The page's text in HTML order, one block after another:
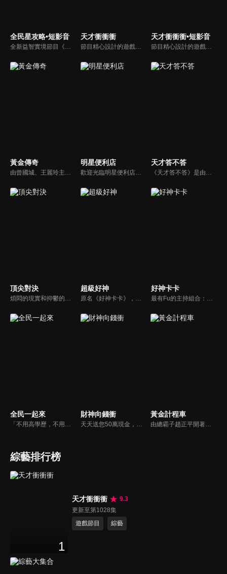
全民星攻略•短影音 天才衝衝衝
節目精心設計的遊戲內容，包括深受觀眾喜愛並且火紅於各大專院校的【TEMPO系列】，考驗藝人用肢體表達能力以及聯想能力的【你是WORD演】、【會演是英雄】，考驗英文程度的【EAR傳耳ABC】，超簡單、超爆笑的【看你怎麼說】，以及考驗藝人反應、機智以及隊友默契的【不可能的默契】等單元，逗趣又爆笑！
天才衝衝衝•短影音
節目精心設計的遊戲內容，包括深受觀眾喜愛並且火紅於各大專院校的【TEMPO系列】，考驗藝人用肢體表達能力以及聯想能力的【你是WORD演】、【會演是英雄】，考驗英文程度的【EAR傳耳ABC】，超簡單、超爆笑的【看你怎麼說】，以及考驗藝人反應、機智以及隊友默契的【不可能的默契】等單元，逗趣又爆笑！
黃金傳奇
由曾國城、王麗玲主持，許多人記憶中的經典外景綜藝節目之一。每次闖關成功的隊伍，可獲得藏寶圖；拼湊出完整藏寶圖者，可憑著藏寶圖提示至寶箱放置處；最後以正確寶箱之正確答案鑰匙開啟成功者，除隊長本身外的每位參賽者，即可獲得價值新台幣5萬元之黃金金牌。
明星便利店
歡迎光臨明星便利店！你覺得便利店裡面有什麼？關東煮？茶葉蛋？還是讓你尖叫的大明星？一家擁有明星的便利店，到底有多稀奇，你會不會想要光臨呢？
天才答不答
《天才答不答》是由吳宗憲和吳怡霈共同主持的益智節目。節目設立高額的獎金來考驗藝人們真實的人性，同時將題目立體化，讓你身歷其境去冒險答題。更有哪些出乎意料的處罰，讓藝人羞愧的不想再答錯！一個最接近「人性」與「真實」的益智節目，現在就讓吳宗憲帶你輕鬆玩轉知識。
頂尖對決
煩悶的現實和抑鬱的社會，你需要的就是笑、大聲笑、開口笑，《頂尖對決》就要你笑到落ㄟ骸，最具綜藝實力的庹宗康，和喜感十足的納豆各自領軍對抗，藝人搞笑pk笑果十足，《頂尖對決》讓你忘掉一週煩惱！
超級好神
原名《好神卡卡》，後改名為《超級好神》，是一檔益智類綜藝節目，由「A咖天王」徐乃麟搭配黃鐙輝主持。「好神智慧王」、「好神記憶王」、「誰是爆點王」、「好神送好禮」四個單元，讓來賓一較高下。比反應，比記憶，比機智，比膽識，幸運女神的眷顧與遠離永遠都是個未知數！
好神卡卡
最有Fu的主持組合：「A咖天王」徐乃麟+「好神天心」朱芯儀+「真理大學校花」洪棠+「台大獸醫碩士」LYDIA。遊戲的層層關卡，來賓必須要和主持人比反應，比記憶，比機智，比膽識，幸運女神的眷顧與遠離永遠都是個未知數！
全民一起來
「不用高學歷，不用會答題，全民一起來，獎金拿不完！」《全民一起來》是一檔結合手機遊戲的大型現場直播益智節目，「記憶、觀察、反應、平衡、敏捷...」，多道關卡考驗挑戰者的多元智能及體能，見證藝人明星各項不可思議的挑戰。
財神向錢衝
天天送您50萬現金，還有汽車大獎！不考智力、體力，挑戰家人、同事、同學、朋友互相了解的成渡和共同生活經驗。快來參加《財神向前衝》大獎通通送給您。
黃金計程車
由總霸子趙正平開著計程車在街頭隨機找尋搭車路人，進行機智問答，如果十題答對就可以拿走金元寶！如果沒有答對，就把當前獎金減一個0然後發放！另外節目中總霸子趙正平還會帶我們遍尋美食名景。
綜藝排行榜
1
天才衝衝衝
9.3
更新至第1028集
遊戲節目
綜藝